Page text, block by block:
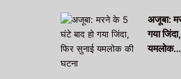
अजूबा:
गया
यमलोक…